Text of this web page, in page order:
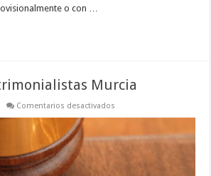
o con …
Murcia
Comentarios desactivados
Murcia